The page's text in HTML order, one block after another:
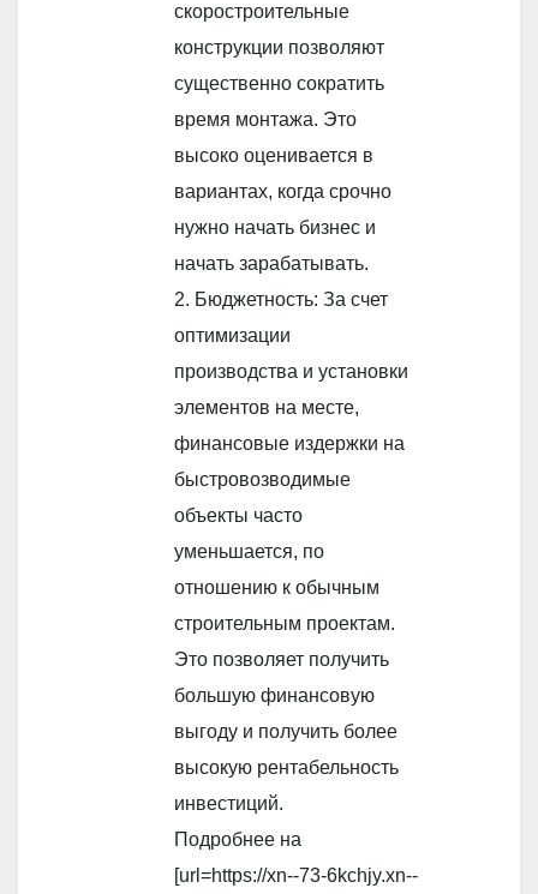
скоростроительные
конструкции позволяют
существенно сократить
время монтажа. Это
высоко оценивается в
вариантах, когда срочно
нужно начать бизнес и
начать зарабатывать.
2. Бюджетность: За счет
оптимизации
производства и установки
элементов на месте,
финансовые издержки на
быстровозводимые
объекты часто
уменьшается, по
отношению к обычным
строительным проектам.
Это позволяет получить
большую финансовую
выгоду и получить более
высокую рентабельность
инвестиций.
Подробнее на
[url=https://xn--73-6kchjy.xn--